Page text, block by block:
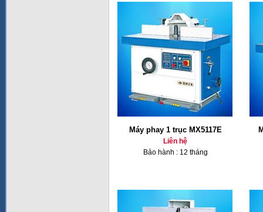
Máy phay 1 trục MX5117E
Liên hệ
Bảo hành : 12 tháng